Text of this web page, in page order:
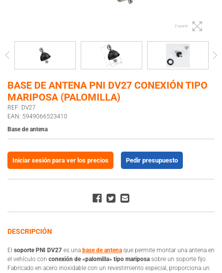
Expand
BASE DE ANTENA PNI DV27 CONEXIÓN TIPO
MARIPOSA (PALOMILLA)
REF: DV27
EAN: 5949066523410
Base de antena
Iniciar sesión para ver los precios Pedir presupuesto
DESCRIPCIÓN
El soporte PNI DV27 es una base de antena que permite montar una antena en
el vehículo con conexión de «palomilla» tipo mariposa sobre un soporte fijo.
Fabricado en acero inoxidable con un revestimiento especial, proporciona un